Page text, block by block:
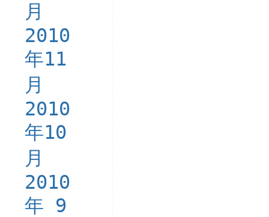
月
2010
年11
月
2010
年10
月
2010
年 9